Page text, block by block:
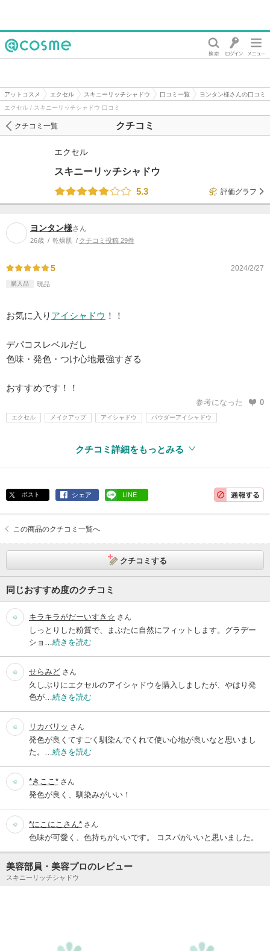
アットコスメ エクセル スキニーリッチシャドウ 口コミ一覧
ヨンタン様さんの口コミ
エクセル / スキニーリッチシャドウ 口コミ
クチコミ
クチコミ一覧
エクセル
スキニーリッチシャドウ
5.3
評価グラフ
ヨンタン様さん
26歳 乾燥肌 クチコミ投稿 29件
5 2024/2/27
購入品 現品
お気に入り アイシャドウ ！！
デパコスレベルだし
色味・発色・つけ心地最強すぎる
おすすめです！！
参考になった 0
エクセル メイクアップ アイシャドウ パウダーアイシャドウ
クチコミ詳細をもっとみる
ポスト シェア LINE
この商品のクチコミ一覧へ
クチコミする
同じおすすめ度のクチコミ
キラキラがだーいすき☆ さん
しっとりした粉質で、まぶたに自然にフィットします。グラデー
ショ… 続きを読む
せらみど さん
久しぶりにエクセルのアイシャドウを購入しましたが、やはり発
色が… 続きを読む
リカバリッ さん
発色が良くてすごく馴染んでくれて使い心地が良いなと思いまし
た。… 続きを読む
*きここ* さん
発色が良く、馴染みがいい！
*にこにこさん* さん
色味が可愛く、色持ちがいいです。 コスパがいいと思いました。
美容部員・美容プロのレビュー
スキニーリッチシャドウ